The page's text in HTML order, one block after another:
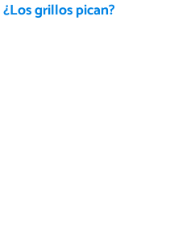
¿Los grillos pican?